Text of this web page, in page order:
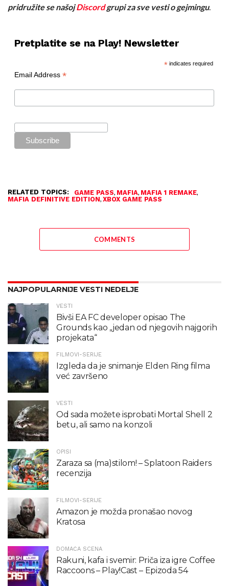
pridružite se našojDiscordgrupi za sve vesti o gejmingu.
Pretplatite se na Play! Newsletter
*indicates required
Email Address *
RELATED TOPICS: GAME PASS, MAFIA, MAFIA 1 REMAKE,
MAFIA DEFINITIVE EDITION, XBOX GAME PASS
COMMENTS
NAJPOPULARNIJE VESTI NEDELJE
VESTI
Bivši EA FC developer opisao The
Grounds kao „jedan od njegovih najgorih
projekata“
FILMOVI-SERIJE
Izgleda da je snimanje Elden Ring filma
već završeno
VESTI
Od sada možete isprobati Mortal Shell 2
betu, ali samo na konzoli
OPISI
Zaraza sa (ma)stilom! – Splatoon Raiders
recenzija
FILMOVI-SERIJE
Amazon je možda pronašao novog
Kratosa
DOMAĆA SCENA
Rakuni, kafa i svemir: Priča iza igre Coffee
Raccoons – Play!Cast – Epizoda 54